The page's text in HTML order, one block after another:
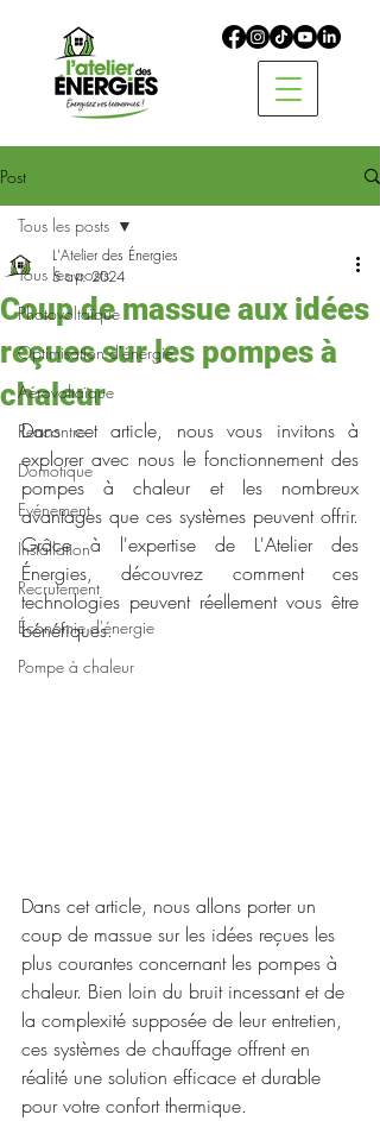
Post
Tous les posts
Photovoltaïque
Optimisation d'énergie
Aérovoltaïque
Rencontre
Domotique
Evénement
Installation
Recrutement
Économie d'énergie
Pompe à chaleur
Tous les posts
Coup de massue aux idées
reçues sur les pompes à
chaleur
L'Atelier des Énergies
5 avr. 2024
Dans cet article, nous vous invitons à
explorer avec nous le fonctionnement des
pompes à chaleur et les nombreux
avantages que ces systèmes peuvent offrir.
Grâce à l'expertise de L'Atelier des
Énergies, découvrez comment ces
technologies peuvent réellement vous être
bénéfiques.
Dans cet article, nous allons porter un
coup de massue sur les idées reçues les
plus courantes concernant les pompes à
chaleur. Bien loin du bruit incessant et de
la complexité supposée de leur entretien,
ces systèmes de chauffage offrent en
réalité une solution efficace et durable
pour votre confort thermique.